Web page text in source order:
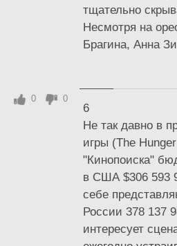
тщательно
Несмотря на
Брагина, Анна
6
Не так давно в
игры (The
"Кинопоиска"
в США $306 593
себе
России 378 137
интересует
0 0